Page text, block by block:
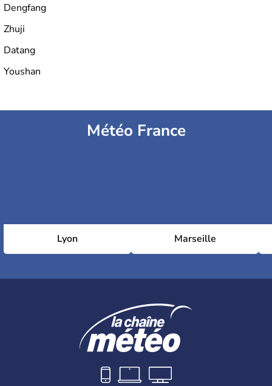
Dengfang
Zhuji
Datang
Youshan
Météo France
Lyon Marseille